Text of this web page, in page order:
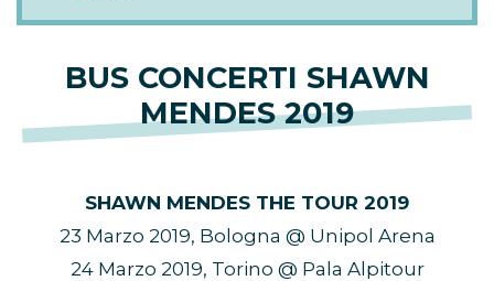
BUS CONCERTI SHAWN
MENDES 2019
SHAWN MENDES THE TOUR 2019
23 Marzo 2019, Bologna @ Unipol Arena
24 Marzo 2019, Torino @ Pala Alpitour